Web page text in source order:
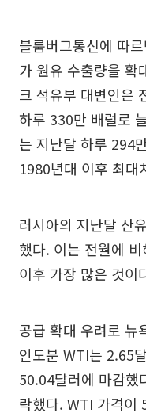
블룸버그통신에 따
가 원유 수출량을 확
크 석유부 대변인은
하루 330만 배럴로
는 지난달 하루 294
1980년대 이후 최대
러시아의 지난달 산
했다. 이는 전월에
이후 가장 많은 것이
공급 확대 우려로 뉴
인도분 WTI는 2.65
50.04달러에 마감했
락했다. WTI 가격이